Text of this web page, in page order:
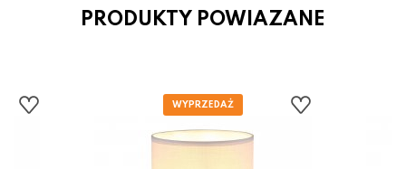
PRODUKTY POWIAZANE